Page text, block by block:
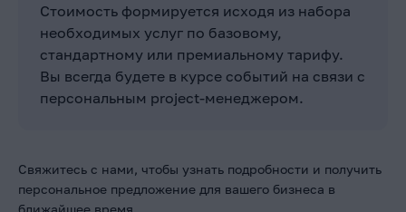
Стоимость формируется исходя из набора
необходимых услуг по базовому,
стандартному или премиальному тарифу.
Вы всегда будете в курсе событий на связи с
персональным project-менеджером.
Свяжитесь с нами, чтобы узнать подробности и получить
персональное предложение для вашего бизнеса в
ближайшее время.